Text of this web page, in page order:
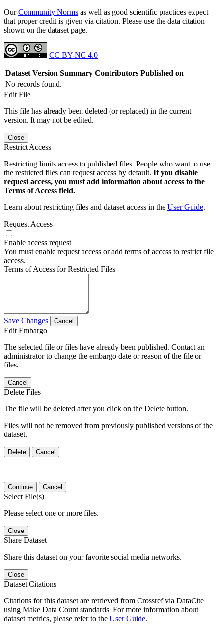
OurCommunity Norms as well as good scientific practices expect
that proper credit is given via citation. Please use the data citation
shown on the dataset page.
CC BY-NC 4.0
Dataset Version Summary Contributors Published on
No records found.
Edit File
This file has already been deleted (or replaced) in the current
version. It may not be edited.
Close
Restrict Access
Restricting limits access to published files. People who want to use
the restricted files can request access by default. If you disable
request access, you must add information about access to the
Terms of Access field.
Learn about restricting files and dataset access in the User Guide.
Request Access
Enable access request
You must enable request access or add terms of access to restrict file
access.
Terms of Access for Restricted Files
Save Changes Cancel
Edit Embargo
The selected file or files have already been published. Contact an
administrator to change the embargo date or reason of the file or
files.
Cancel
Delete Files
The file will be deleted after you click on the Delete button.
Files will not be removed from previously published versions of the
dataset.
Delete Cancel
Continue Cancel
Select File(s)
Please select one or more files.
Close
Share Dataset
Share this dataset on your favorite social media networks.
Close
Dataset Citations
Citations for this dataset are retrieved from Crossref via DataCite
using Make Data Count standards. For more information about
dataset metrics, please refer to the User Guide.